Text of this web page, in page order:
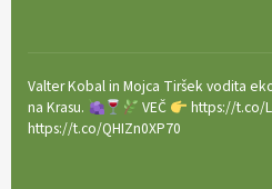
Valter Kobal in Mojca Tiršek vodita
na Krasu.
VEČ
https://t.co/
https://t.co/QHIZn0XP70